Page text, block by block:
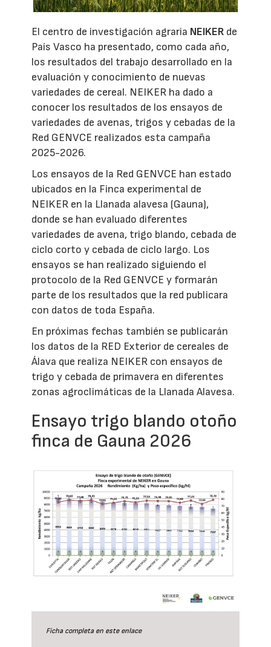
El centro de investigación agraria NEIKER de
País Vasco ha presentado, como cada año,
los resultados del trabajo desarrollado en la
evaluación y conocimiento de nuevas
variedades de cereal. NEIKER ha dado a
conocer los resultados de los ensayos de
variedades de avenas, trigos y cebadas de la
Red GENVCE realizados esta campaña
2025-2026.
Los ensayos de la Red GENVCE han estado
ubicados en la Finca experimental de
NEIKER en la Llanada alavesa (Gauna),
donde se han evaluado diferentes
variedades de avena, trigo blando, cebada de
ciclo corto y cebada de ciclo largo. Los
ensayos se han realizado siguiendo el
protocolo de la Red GENVCE y formarán
parte de los resultados que la red publicara
con datos de toda España.
En próximas fechas también se publicarán
los datos de la RED Exterior de cereales de
Álava que realiza NEIKER con ensayos de
trigo y cebada de primavera en diferentes
zonas agroclimáticas de la Llanada Alavesa.
Ensayo trigo blando otoño
finca de Gauna 2026
Ficha completa en este enlace